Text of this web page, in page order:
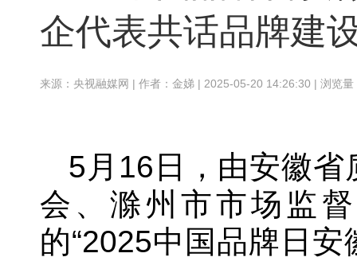
企代表共话品牌建
来源：央视融媒网 | 作者：金娣 | 2025-05-20 14:26:30 | 浏览量
5月16日，由安徽
会、滁州市市场监
的“2025中国品牌日